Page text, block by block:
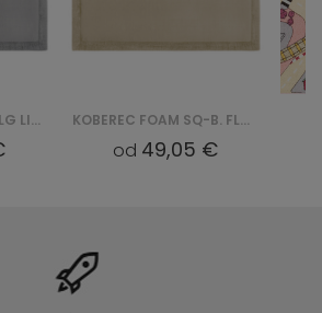
KOBEREC FOAM SQ-LG LIGHT FLUFFIN SQUARE - SZARY KOBEREC FOAM SQ-B. FLUFFIN SQUARE - BEŻOWY
od49,05 €